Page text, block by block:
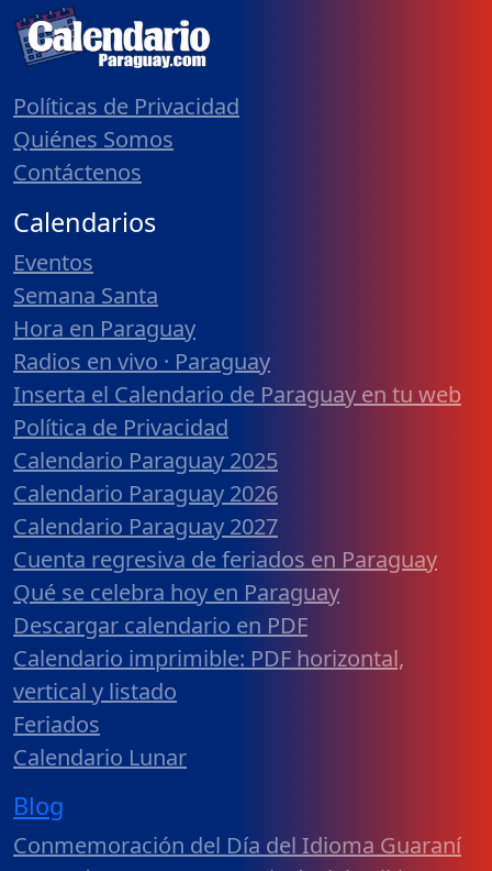
Políticas de Privacidad
Quiénes Somos
Contáctenos
Calendarios
Eventos
Semana Santa
Hora en Paraguay
Radios en vivo · Paraguay
Inserta el Calendario de Paraguay en tu web
Política de Privacidad
Calendario Paraguay 2025
Calendario Paraguay 2026
Calendario Paraguay 2027
Cuenta regresiva de feriados en Paraguay
Qué se celebra hoy en Paraguay
Descargar calendario en PDF
Calendario imprimible: PDF horizontal,
vertical y listado
Feriados
Calendario Lunar
Blog
Conmemoración del Día del Idioma Guaraní